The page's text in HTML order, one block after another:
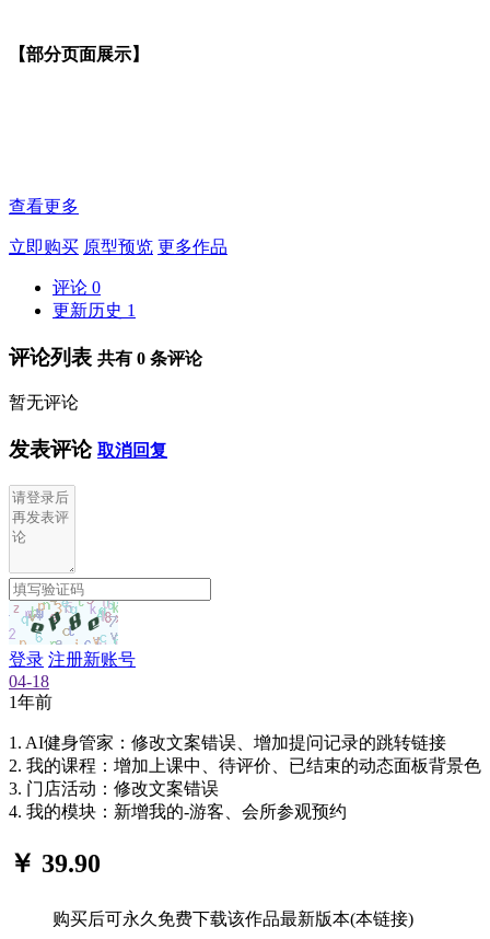
【部分页面展示】
查看更多
立即购买 原型预览 更多作品
评论 0
更新历史 1
评论列表 共有 0 条评论
暂无评论
发表评论 取消回复
登录 注册新账号
04-18
1年前
1. AI健身管家：修改文案错误、增加提问记录的跳转链接
2. 我的课程：增加上课中、待评价、已结束的动态面板背景色
3. 门店活动：修改文案错误
4. 我的模块：新增我的-游客、会所参观预约
￥ 39.90
购买后可永久免费下载该作品最新版本(本链接)